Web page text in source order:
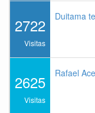
2722
Visitas
Duitama
2625
Visitas
Rafael